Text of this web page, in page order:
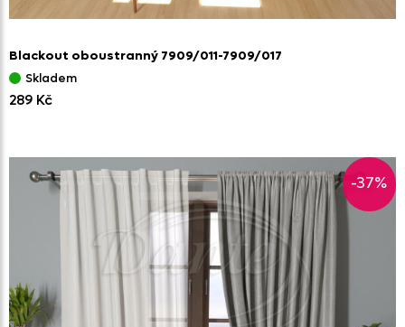
Blackout oboustranný 7909/011-7909/017
Skladem
289 Kč
-37%